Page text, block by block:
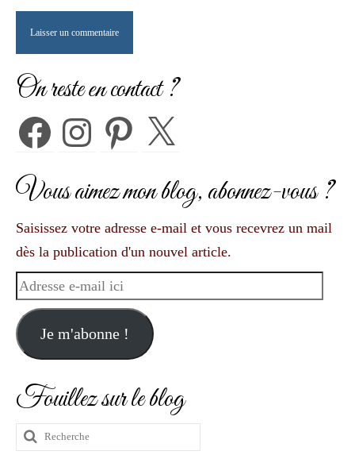
On reste en contact ?
FacebookInstagramPinterest X
Vous aimez mon blog, abonnez-vous ?
Saisissez votre adresse e-mail et vous recevrez un mail
dès la publication d'un nouvel article.
Adresse
mail
ici
Je m'abonne !
Fouillez sur le blog
Rechercher